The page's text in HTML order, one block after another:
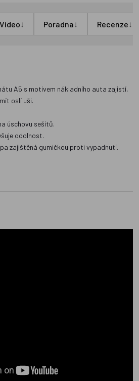
Video↓ Poradna↓ Recenze↓
A5 s motivem nákladního auta zajistí,
oslí uši.
úschovu sešitů.
odolnost.
zajištěná gumičkou proti vypadnutí.